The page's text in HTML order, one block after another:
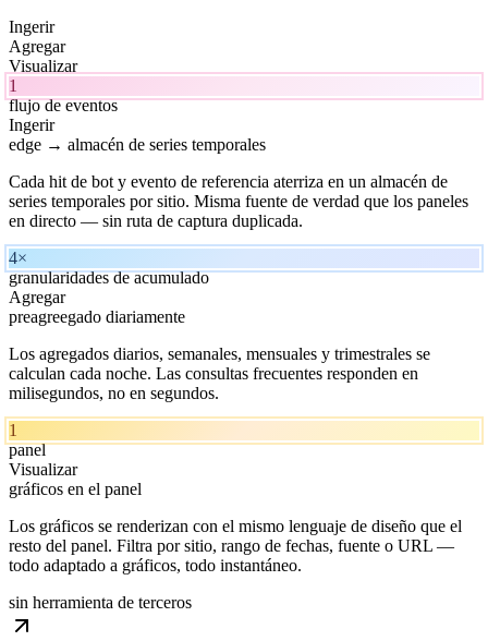
Ingerir
Agregar
Visualizar
1
flujo de eventos
Ingerir
edge → almacén de series temporales
Cada hit de bot y evento de referencia aterriza en un almacén de
series temporales por sitio. Misma fuente de verdad que los paneles
en directo — sin ruta de captura duplicada.
4×
granularidades de acumulado
Agregar
preagreegado diariamente
Los agregados diarios, semanales, mensuales y trimestrales se
calculan cada noche. Las consultas frecuentes responden en
milisegundos, no en segundos.
1
panel
Visualizar
gráficos en el panel
Los gráficos se renderizan con el mismo lenguaje de diseño que el
resto del panel. Filtra por sitio, rango de fechas, fuente o URL —
todo adaptado a gráficos, todo instantáneo.
sin herramienta de terceros